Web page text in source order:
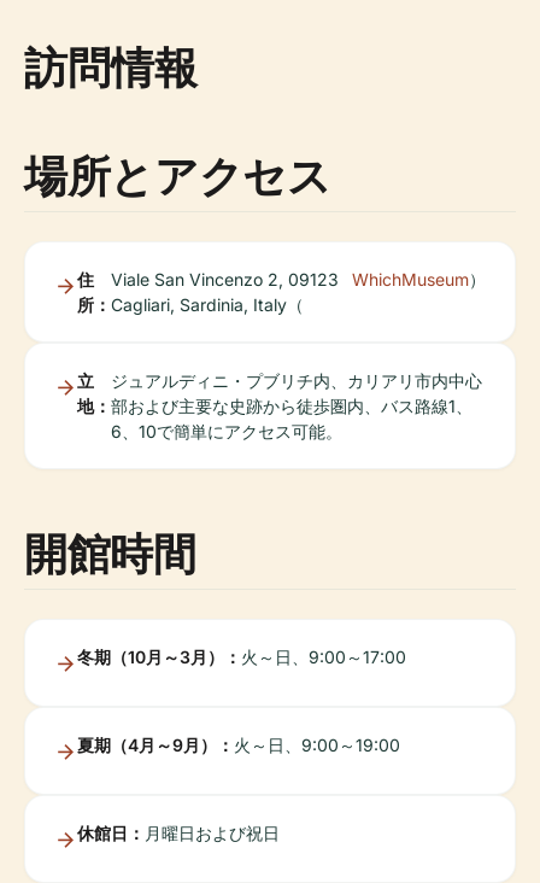
訪問情報
場所とアクセス
住
所：
Viale San Vincenzo 2, 09123
Cagliari, Sardinia, Italy（
WhichMuseum）
立
地：
ジュアルディニ・プブリチ内、カリアリ市内中心
部および主要な史跡から徒歩圏内、バス路線1、
6、10で簡単にアクセス可能。
開館時間
冬期（10月～3月）： 火～日、9:00～17:00
夏期（4月～9月）： 火～日、9:00～19:00
休館日： 月曜日および祝日